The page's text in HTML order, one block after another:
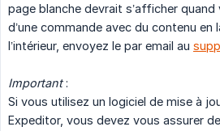
page blanche devrait s’afficher
d’une commande avec du contenu en
l’intérieur, envoyez le par email au
Important:
Si vous utilisez un logiciel de mise à
Expeditor, vous devez vous assurer